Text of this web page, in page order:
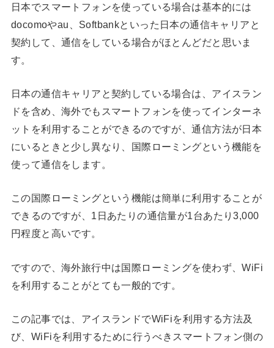
日本でスマートフォンを使っている場合は基本的には
docomoやau、Softbankといった日本の通信キャリアと
契約して、通信をしている場合がほとんどだと思いま
す。
日本の通信キャリアと契約している場合は、アイスラン
ドを含め、海外でもスマートフォンを使ってインターネ
ットを利用することができるのですが、通信方法が日本
にいるときと少し異なり、国際ローミングという機能を
使って通信をします。
この国際ローミングという機能は簡単に利用することが
できるのですが、1日あたりの通信量が1台あたり3,000
円程度と高いです。
ですので、海外旅行中は国際ローミングを使わず、WiFi
を利用することがとても一般的です。
この記事では、アイスランドでWiFiを利用する方法及
び、WiFiを利用するために行うべきスマートフォン側の